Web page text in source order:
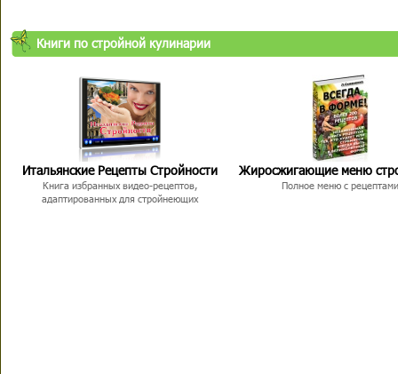
Книги по стройной кулинарии
Итальянские Рецепты Стройности
Книга избранных видео-рецептов,
адаптированных для стройнеющих
Жиросжигающие меню
Полное меню с рецептами